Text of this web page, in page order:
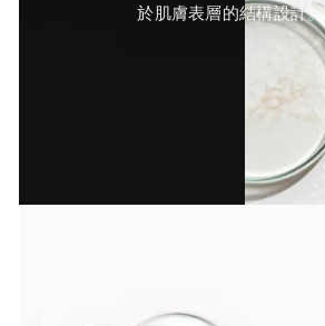
於肌膚表層的結構設計。